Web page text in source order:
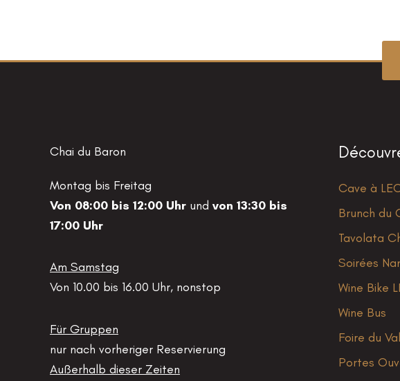
Chai du Baron
Montag bis Freitag
Von 08:00 bis 12:00 Uhr und von 13:30 bis
17:00 Uhr
Am Samstag
Von 10.00 bis 16.00 Uhr, nonstop
Für Gruppen
nur nach vorheriger Reservierung
Außerhalb dieser Zeiten
Cave à
Brunch du
Tavolata
Soirées
Wine Bike
Wine Bus
Foire du
Portes